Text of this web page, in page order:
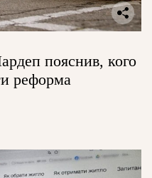
пояснив, кого
реформа